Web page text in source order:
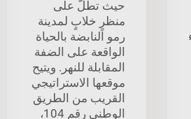
حيث تطلُّ على
منظرٍ خلابٍ لمدينة
رمو النابضة بالحياة
الواقعة على الضفة
المقابلة للنهر. ويتيح
موقعها الاستراتيجي
القريب من الطريق
الوطني رقم 104،